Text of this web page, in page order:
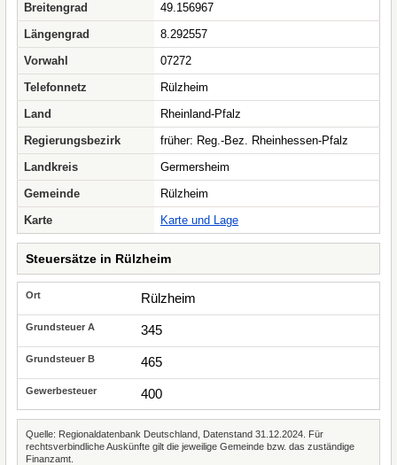
Breitengrad
49.156967
Längengrad
8.292557
Vorwahl
07272
Telefonnetz
Rülzheim
Land
Rheinland-Pfalz
Regierungsbezirk
früher: Reg.-Bez. Rheinhessen-Pfalz
Landkreis
Germersheim
Gemeinde
Rülzheim
Karte
Karte und Lage
Steuersätze in Rülzheim
Rülzheim
345
465
400
Quelle: Regionaldatenbank Deutschland, Datenstand 31.12.2024. Für
rechtsverbindliche Auskünfte gilt die jeweilige Gemeinde bzw. das zuständige
Finanzamt.